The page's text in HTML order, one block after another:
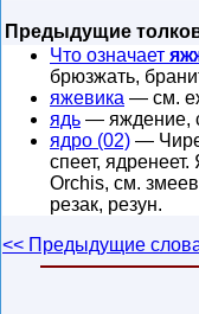
Предыдущие
Что означает
брюзжать,
яжевика — см.
ядь — яждение,
ядро (02) —
спеет,
Orchis, см.
резак, резун.
<< Предыдущие